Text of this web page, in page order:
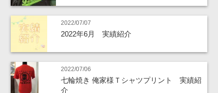
2022/07/07
2022年6月 実績紹介
2022/07/06
七輪焼き 俺家様Ｔシャツプリント 実績紹
介